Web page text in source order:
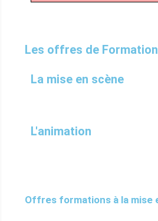
Les offres de
La mise en scène
L'animation
Offres formations à la mise